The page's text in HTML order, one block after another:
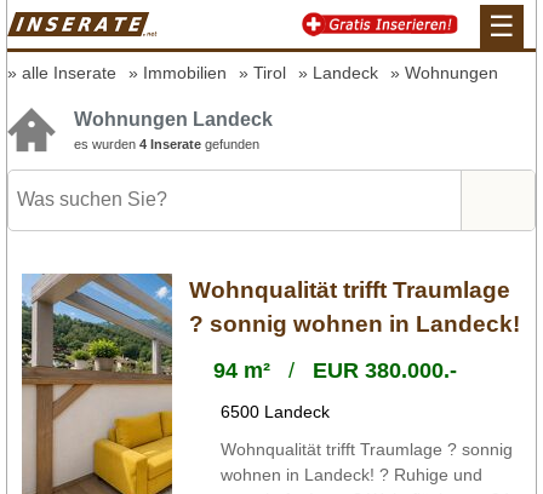
☰
alle Inserate Immobilien Tirol Landeck Wohnungen
Wohnungen Landeck
es wurden 4 Inserate gefunden
Wohnqualität trifft Traumlage
? sonnig wohnen in Landeck!
94 m²/ EUR 380.000.-
6500 Landeck
Wohnqualität trifft Traumlage ? sonnig
wohnen in Landeck! ? Ruhige und